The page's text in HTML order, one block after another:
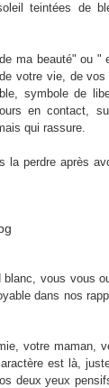
teintées de
ma beauté" ou "
votre vie, de vos
symbole de
en contact,
qui rassure.
la perdre après
vous vous
dans nos
votre maman,
est là, juste
deux yeux